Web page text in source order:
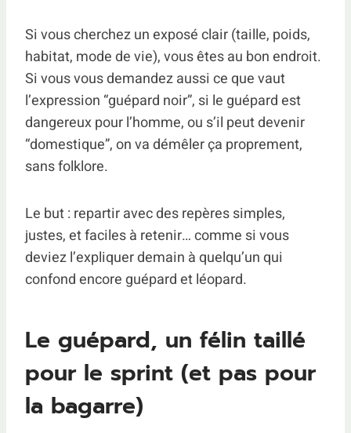
Si vous cherchez un exposé clair (taille, poids,
habitat, mode de vie), vous êtes au bon endroit.
Si vous vous demandez aussi ce que vaut
l’expression “guépard noir”, si le guépard est
dangereux pour l’homme, ou s’il peut devenir
“domestique”, on va démêler ça proprement,
sans folklore.
Le but : repartir avec des repères simples,
justes, et faciles à retenir… comme si vous
deviez l’expliquer demain à quelqu’un qui
confond encore guépard et léopard.
Le guépard, un félin taillé
pour le sprint (et pas pour
la bagarre)